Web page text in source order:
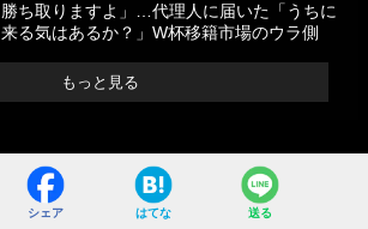
勝ち取りますよ」…代理人に届いた「うちに
来る気はあるか？」W杯移籍市場のウラ側
もっと見る
シェア はてな 送る